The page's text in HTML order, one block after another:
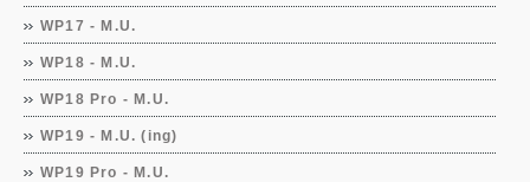
WP17 - M.U.
WP18 - M.U.
WP18 Pro - M.U.
WP19 - M.U. (ing)
WP19 Pro - M.U.